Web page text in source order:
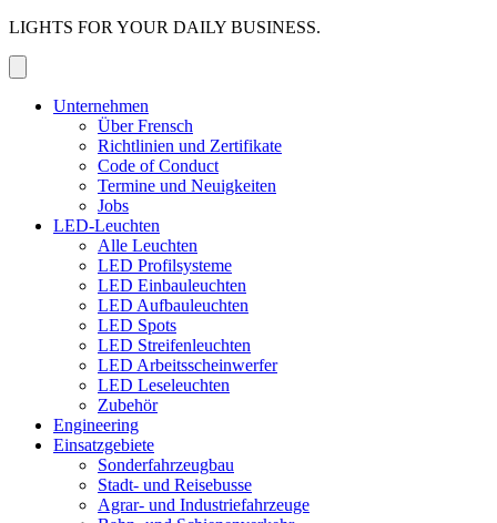
LIGHTS FOR YOUR DAILY BUSINESS.
Unternehmen
Über Frensch
Richtlinien und Zertifikate
Code of Conduct
Termine und Neuigkeiten
Jobs
LED-Leuchten
Alle Leuchten
LED Profilsysteme
LED Einbauleuchten
LED Aufbauleuchten
LED Spots
LED Streifenleuchten
LED Arbeitsscheinwerfer
LED Leseleuchten
Zubehör
Engineering
Einsatzgebiete
Sonderfahrzeugbau
Stadt- und Reisebusse
Agrar- und Industriefahrzeuge